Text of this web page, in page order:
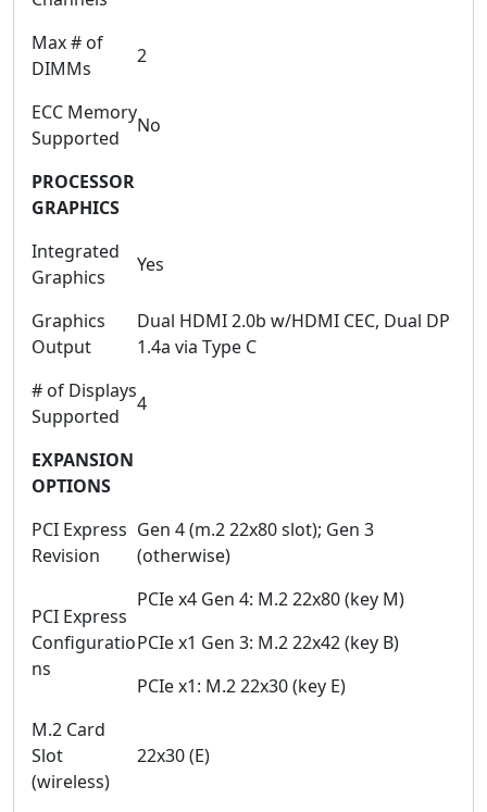
Max # of
DIMMs
2
ECC Memory
Supported
No
PROCESSOR
GRAPHICS
Integrated
Graphics
Yes
Graphics
Output
Dual HDMI 2.0b w/HDMI CEC, Dual DP
1.4a via Type C
# of Displays
Supported
4
EXPANSION
OPTIONS
PCI Express
Revision
Gen 4 (m.2 22x80 slot); Gen 3
(otherwise)
PCI Express
Configuratio
ns
PCIe x4 Gen 4: M.2 22x80 (key M)
PCIe x1 Gen 3: M.2 22x42 (key B)
PCIe x1: M.2 22x30 (key E)
M.2 Card
Slot
(wireless)
22x30 (E)